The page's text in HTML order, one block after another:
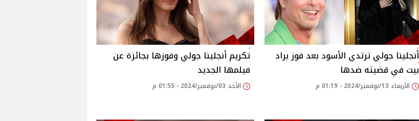
أنجلينا جولي ترتدي الأسود بعد فوز براد
بيت في قضيته ضدها
الأربعاء 13/نوفمبر/2024 - 01:19 م
تكريم أنجلينا جولي وفوزها بجائزة عن
فيلمها الجديد
الأحد 03/نوفمبر/2024 - 01:55 م